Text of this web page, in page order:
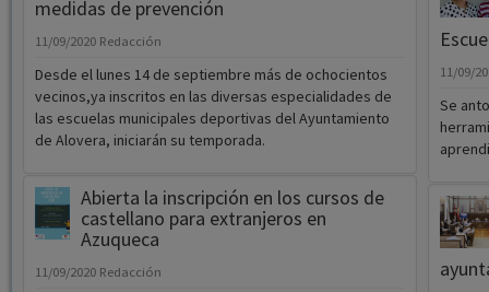
medidas de prevención
11/09/2020 Redacción
Desde el lunes 14 de septiembre más de ochocientos
vecinos,ya inscritos en las diversas especialidades de
las escuelas municipales deportivas del Ayuntamiento
de Alovera, iniciarán su temporada.
Abierta la inscripción en los cursos de
castellano para extranjeros en
Azuqueca
11/09/2020 Redacción
11/09/
Se